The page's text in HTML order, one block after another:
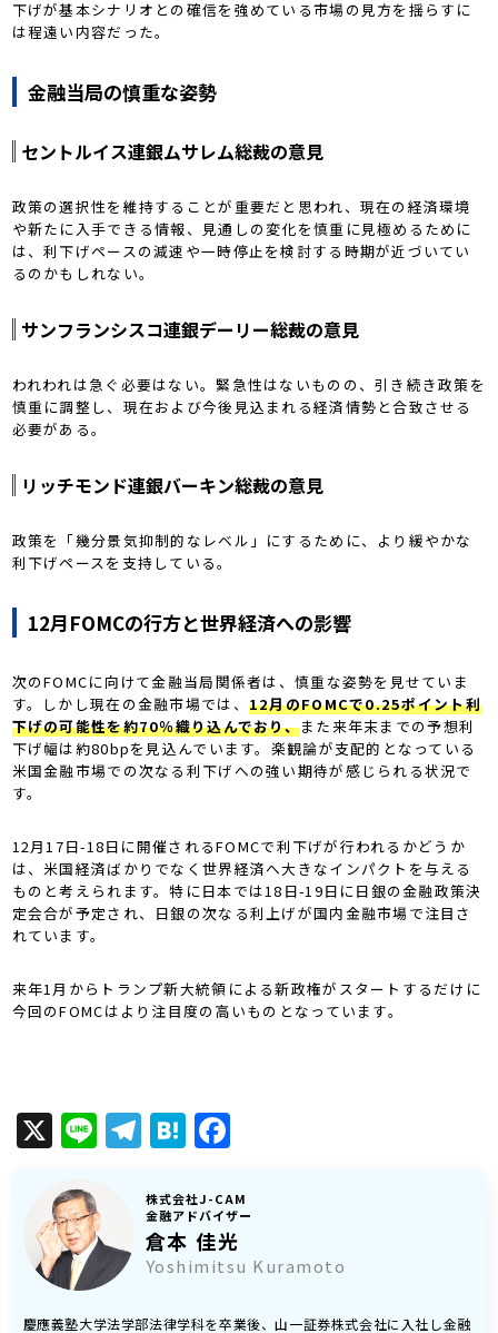
下げが基本シナリオとの確信を強めている市場の見方を揺らすに
は程遠い内容だった。
金融当局の慎重な姿勢
セントルイス連銀ムサレム総裁の意見
政策の選択性を維持することが重要だと思われ、現在の経済環境
や新たに入手できる情報、見通しの変化を慎重に見極めるために
は、利下げペースの減速や一時停止を検討する時期が近づいてい
るのかもしれない。
サンフランシスコ連銀デーリー総裁の意見
われわれは急ぐ必要はない。緊急性はないものの、引き続き政策を
慎重に調整し、現在および今後見込まれる経済情勢と合致させる
必要がある。
リッチモンド連銀バーキン総裁の意見
政策を「幾分景気抑制的なレベル」にするために、より緩やかな
利下げペースを支持している。
12月FOMCの行方と世界経済への影響
次のFOMCに向けて金融当局関係者は、慎重な姿勢を見せていま
す。しかし現在の金融市場では、 12月のFOMCで0.25ポイント利
下げの可能性を約70％織り込んでおり、また来年末までの予想利
下げ幅は約80bpを見込んでいます。楽観論が支配的となっている
米国金融市場での次なる利下げへの強い期待が感じられる状況で
す。
12月17日-18日に開催されるFOMCで利下げが行われるかどうか
は、米国経済ばかりでなく世界経済へ大きなインパクトを与える
ものと考えられます。特に日本では18日-19日に日銀の金融政策決
定会合が予定され、日銀の次なる利上げが国内金融市場で注目さ
れています。
来年1月からトランプ新大統領による新政権がスタートするだけに
今回のFOMCはより注目度の高いものとなっています。
X LineTelegram
Hatena
Facebook
株式会社J-CAM
金融アドバイザー
倉本 佳光
Yoshimitsu Kuramoto
慶應義塾大学法学部法律学科を卒業後、山一証券株式会社に入社し金融